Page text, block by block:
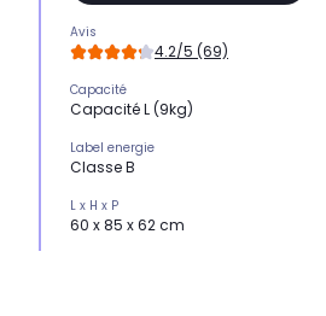
Avis
4.2/5 (69)
Capacité
Capacité L (9kg)
Label energie
Classe B
L x H x P
60 x 85 x 62 cm